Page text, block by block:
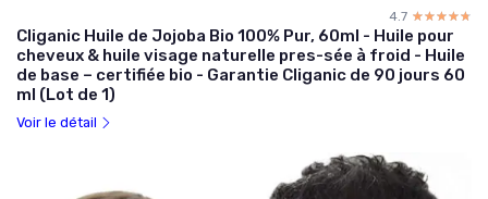
4.7 ☆☆☆☆☆
★★★★★
Cliganic Huile de Jojoba Bio 100% Pur, 60ml - Huile pour
cheveux & huile visage naturelle pres-sée à froid - Huile
de base – certifiée bio - Garantie Cliganic de 90 jours 60
ml (Lot de 1)
Voir le détail